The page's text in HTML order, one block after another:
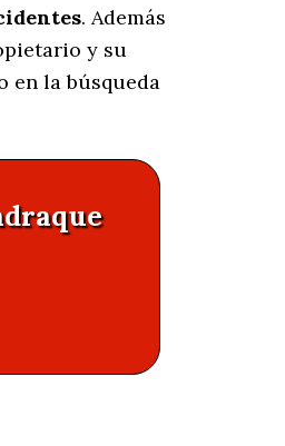
. Además
y su
en la búsqueda